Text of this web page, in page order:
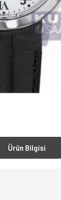
Ürün Bilgisi